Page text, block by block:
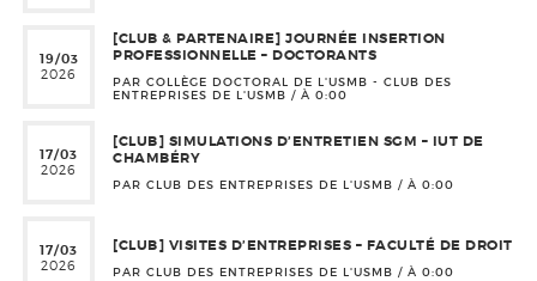
19/03
2026
[CLUB & PARTENAIRE] JOURNÉE INSERTION
PROFESSIONNELLE – DOCTORANTS
PAR COLLÈGE DOCTORAL DE L'USMB - CLUB DES
ENTREPRISES DE L'USMB / À 0:00
17/03
2026
[CLUB] SIMULATIONS D’ENTRETIEN SGM – IUT DE
CHAMBÉRY
PAR CLUB DES ENTREPRISES DE L'USMB / À 0:00
17/03
2026
[CLUB] VISITES D’ENTREPRISES – FACULTÉ DE DROIT
PAR CLUB DES ENTREPRISES DE L'USMB / À 0:00